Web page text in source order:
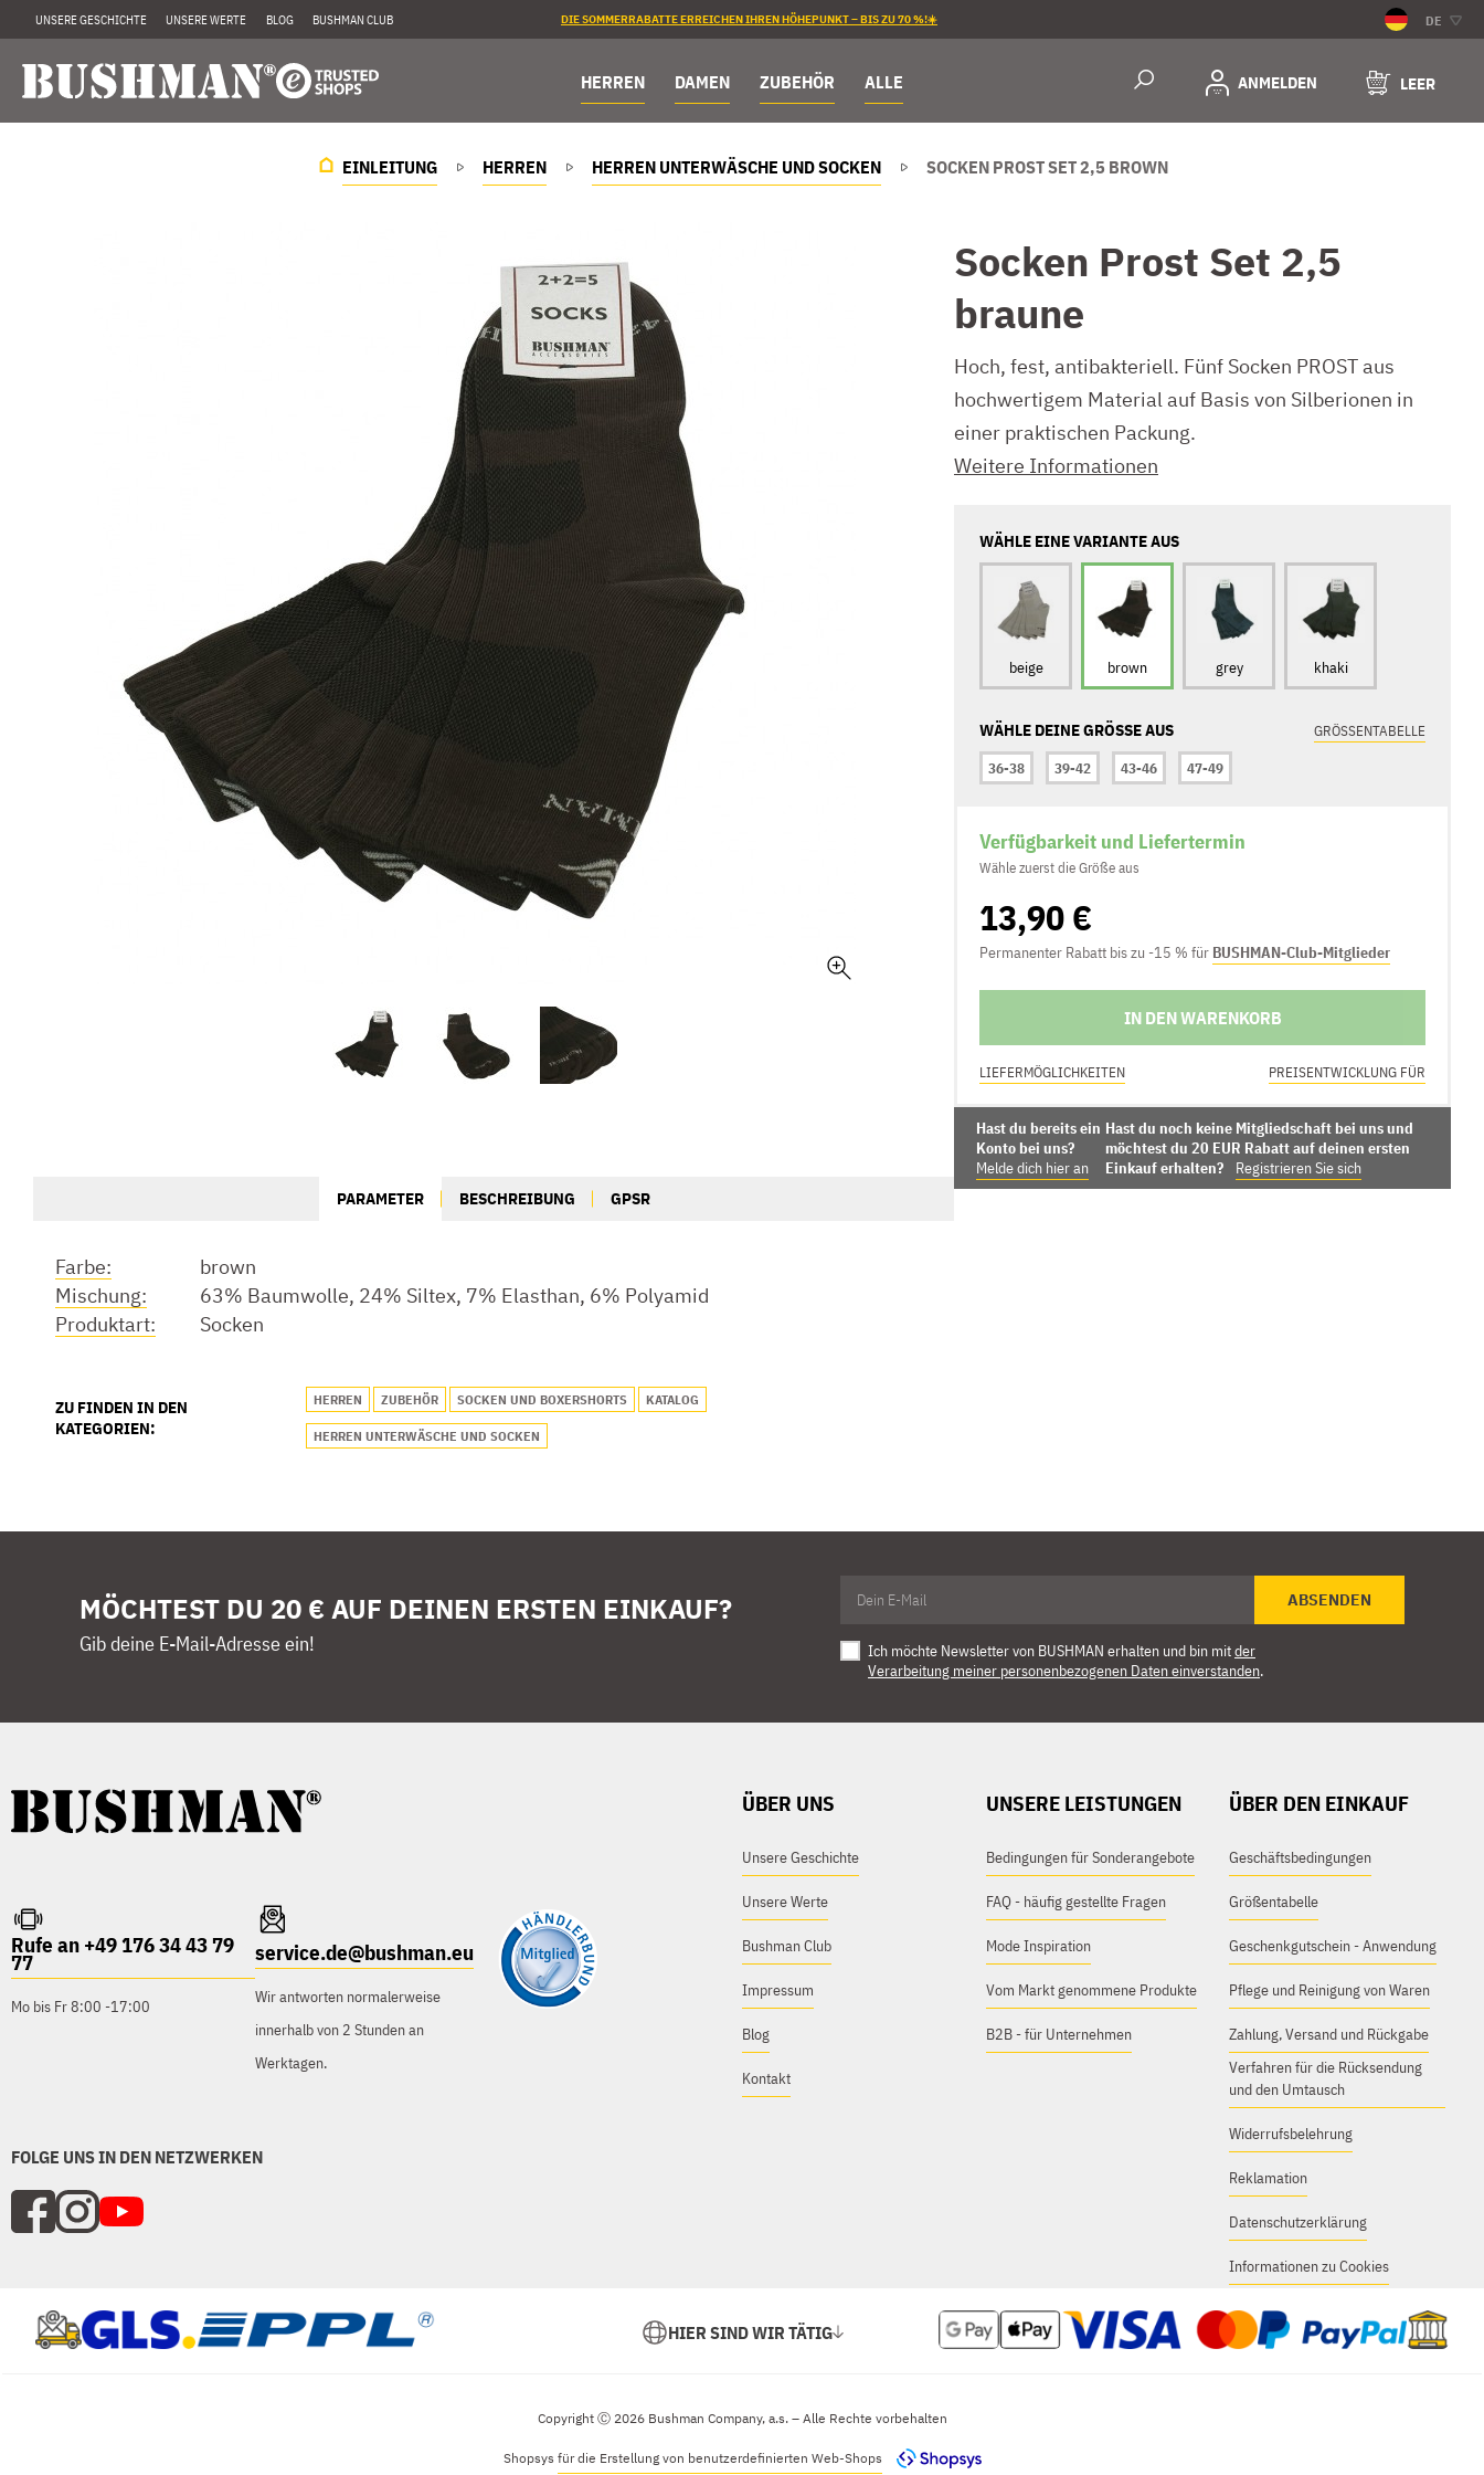
UNSERE GESCHICHTE UNSERE WERTE BLOG BUSHMAN CLUB DIE SOMMERRABATTE ERREICHEN IHREN HÖHEPUNKT – BIS ZU 70 %!☀️ DE
HERREN DAMEN ZUBEHÖR ALLE ANMELDEN LEER
EINLEITUNG HERREN HERREN UNTERWÄSCHE UND SOCKEN SOCKEN PROST SET 2,5 BROWN
Socken Prost Set 2,5
braune
Hoch, fest, antibakteriell. Fünf Socken PROST aus
hochwertigem Material auf Basis von Silberionen in
einer praktischen Packung.
Weitere Informationen
WÄHLE EINE VARIANTE AUS
beige brown grey khaki
WÄHLE DEINE GRÖSSE AUS
GRÖSSENTABELLE
36-38
39-42 43-46 47-49
Verfügbarkeit und Liefertermin
Wähle zuerst die Größe aus
13,90 €
Permanenter Rabatt bis zu -15 % für BUSHMAN-Club-Mitglieder
IN DEN WARENKORB
LIEFERMÖGLICHKEITEN PREISENTWICKLUNG FÜR
Hast du bereits ein
Konto bei uns?
Melde dich hier an
Hast du noch keine Mitgliedschaft bei uns und
möchtest du 20 EUR Rabatt auf deinen ersten
Einkauf erhalten?
Registrieren Sie sich
PARAMETER BESCHREIBUNG GPSR
Farbe:
brown
Mischung:
63% Baumwolle, 24% Siltex, 7% Elasthan, 6% Polyamid
Produktart:
Socken
ZU FINDEN IN DEN
KATEGORIEN:
HERREN ZUBEHÖR SOCKEN UND BOXERSHORTS KATALOG
HERREN UNTERWÄSCHE UND SOCKEN
MÖCHTEST DU 20 € AUF DEINEN ERSTEN EINKAUF?
Gib deine E-Mail-Adresse ein!
ABSENDEN
Ich möchte Newsletter von BUSHMAN erhalten und bin mitder
Verarbeitung meiner personenbezogenen Daten einverstanden.
Rufe an +49 176 34 43 79
77
Mo bis Fr 8:00 -17:00
service.de@bushman.eu
Wir antworten normalerweise
innerhalb von 2 Stunden an
Werktagen.
FOLGE UNS IN DEN NETZWERKEN
ÜBER UNS
Unsere Geschichte
Unsere Werte
Bushman Club
Impressum
Blog
Kontakt
UNSERE LEISTUNGEN
Bedingungen für Sonderangebote
FAQ - häufig gestellte Fragen
Mode Inspiration
Vom Markt genommene Produkte
B2B - für Unternehmen
ÜBER DEN EINKAUF
Geschäftsbedingungen
Größentabelle
Geschenkgutschein - Anwendung
Pflege und Reinigung von Waren
Zahlung, Versand und Rückgabe
Verfahren für die Rücksendung
und den Umtausch
Widerrufsbelehrung
Reklamation
Datenschutzerklärung
Informationen zu Cookies
HIER SIND WIR TÄTIG
Copyright Ⓒ 2026 Bushman Company, a.s. – Alle Rechte vorbehalten
Shopsys für die Erstellung von benutzerdefinierten Web-Shops